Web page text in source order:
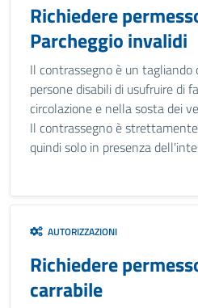
Richiedere
Parcheggio invalidi
Il contrassegno è un
persone disabili di usufruire di
circolazione e nella sosta dei
Il contrassegno è
quindi solo in presenza
AUTORIZZAZIONI
Richiedere
carrabile